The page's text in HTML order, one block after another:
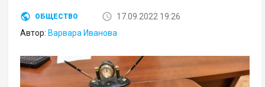
ОБЩЕСТВО
17.09.2022 19:26
Автор: Варвара Иванова